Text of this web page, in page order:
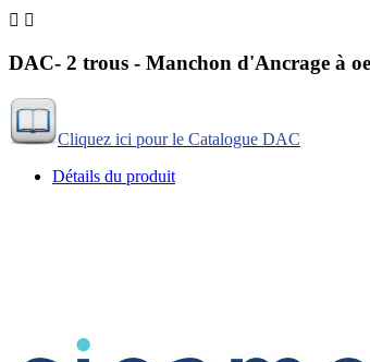
 
DAC- 2 trous - Manchon d'Ancrage à
Cliquez ici pour le Catalogue DAC
Détails du produit